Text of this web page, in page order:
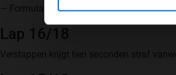
— Formula 1 (@F1)May 3, 2025
Lap 16/18
Verstappen krijgt tien seconden straf